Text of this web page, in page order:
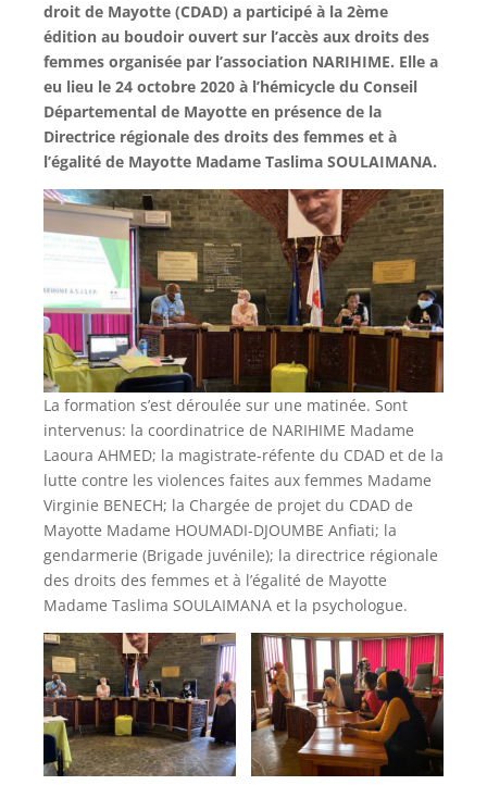
droit de Mayotte (CDAD) a participé à la 2ème
édition au boudoir ouvert sur l’accès aux droits des
femmes organisée par l’association NARIHIME. Elle a
eu lieu le 24 octobre 2020 à l’hémicycle du Conseil
Départemental de Mayotte en présence de la
Directrice régionale des droits des femmes et à
l’égalité de Mayotte Madame Taslima SOULAIMANA.
La formation s’est déroulée sur une matinée. Sont
intervenus: la coordinatrice de NARIHIME Madame
Laoura AHMED; la magistrate-réfente du CDAD et de la
lutte contre les violences faites aux femmes Madame
Virginie BENECH; la Chargée de projet du CDAD de
Mayotte Madame HOUMADI-DJOUMBE Anfiati; la
gendarmerie (Brigade juvénile); la directrice régionale
des droits des femmes et à l’égalité de Mayotte
Madame Taslima SOULAIMANA et la psychologue.